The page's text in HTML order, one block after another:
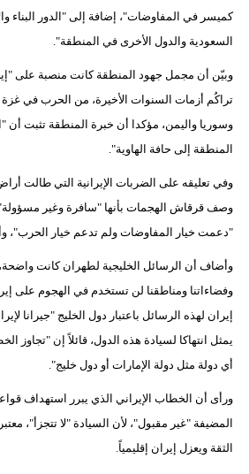
كميسر في المفاوضات"، إضافة إلى "الدور البناء
السعودية والدول الأخرى في المنطقة".
وبيّن أن مجمل جهود المنطقة كانت منصبة على
تراكُم أزمات السنوات الأخيرة، من الحرب في
وسوريا واليمن، مؤكدا أن خبرة المنطقة تثبت أن
المنطقة إلى حافة الهاوية".
وفي تعليقه على الضربات الإيرانية التي طالت
وصف قرقاش الهجمات بأنها "سافرة وغير
"دعمت خيار المفاوضات ولم تدعم خيار الحرب"،
وأضاف أن الرسائل الخليجية لطهران كانت
وفضاءاتنا ومناطقنا لن تستخدم في الهجوم على
إيران لهذه الرسائل باعتبار دول الخليج "جيرانا
يمثل انتهاكا لسيادة هذه الدول، قائلاً إن "تجاوز
أي دولة مثل دولة الإمارات أو دول خليج".
ورأى أن الخطاب الإيراني الذي يبرر استهداف
المضيفة "غير مقبول"، لأن السيادة "لا تتجزأ"،
الثقة ويعزل إيران إقليمياً.